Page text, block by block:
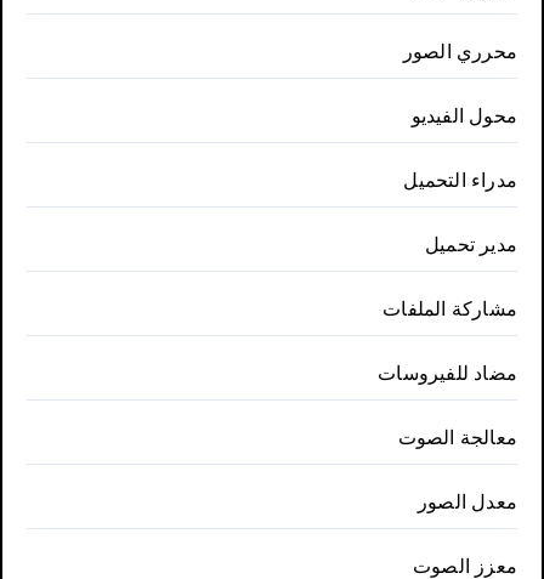
محرري الصور
محول الفيديو
مدراء التحميل
مدير تحميل
مشاركة الملفات
مضاد للفيروسات
معالجة الصوت
معدل الصور
معزز الصوت